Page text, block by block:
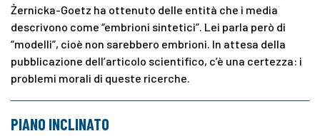
Żernicka-Goetz ha ottenuto delle entità che i media
descrivono come “embrioni sintetici”. Lei parla però di
“modelli”, cioè non sarebbero embrioni. In attesa della
pubblicazione dell’articolo scientifico, c’è una certezza: i
problemi morali di queste ricerche.
PIANO INCLINATO